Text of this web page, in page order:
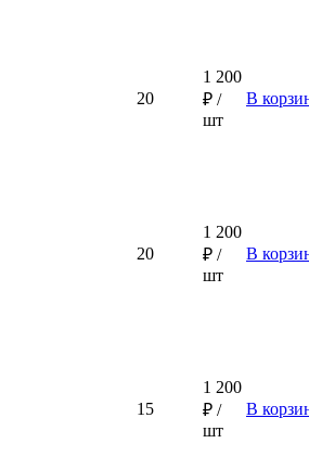
20
1 200
₽ /
шт
В
20
1 200
₽ /
шт
В
15
1 200
₽ /
шт
В